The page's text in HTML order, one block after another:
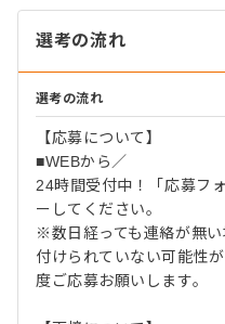
選考の流れ
選考の流れ
【応募について】
■WEBから／
24時間受付中！「応募フ
ーしてください。
※数日経っても連絡が無
付けられていない可能性
度ご応募お願いします。